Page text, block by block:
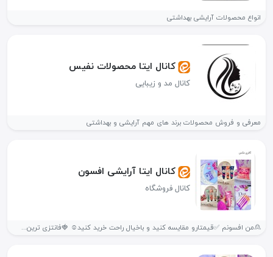
انواع محصولات آرایشی بهداشتی
کانال ایتا محصولات نفیس
کانال مد و زیبایی
معرفی و فروش محصولات برند های مهم آرایشی و بهداشتی
کانال ایتا آرایشی افسون
کانال فروشگاه
🙎من افسونم ✅قیمتارو مقایسه کنید و باخیال راحت خرید کنید☺ 🍓فانتزی ترین...